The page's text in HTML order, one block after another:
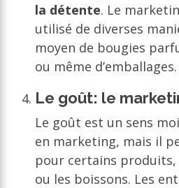
la détente. Le
utilisé de diverses
moyen de bougies
ou même d’emballages.
Le goût: le
Le goût est un sens
en marketing, mais il
pour certains
ou les boissons. Les